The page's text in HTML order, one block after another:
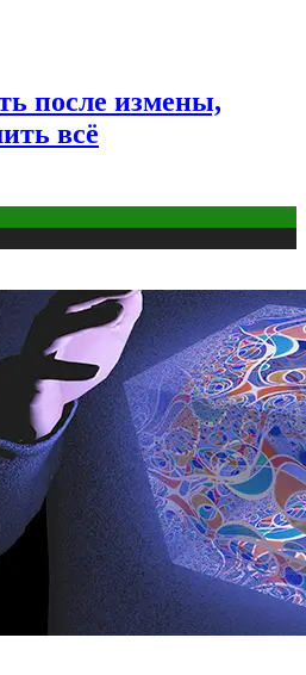
после измены,
всё